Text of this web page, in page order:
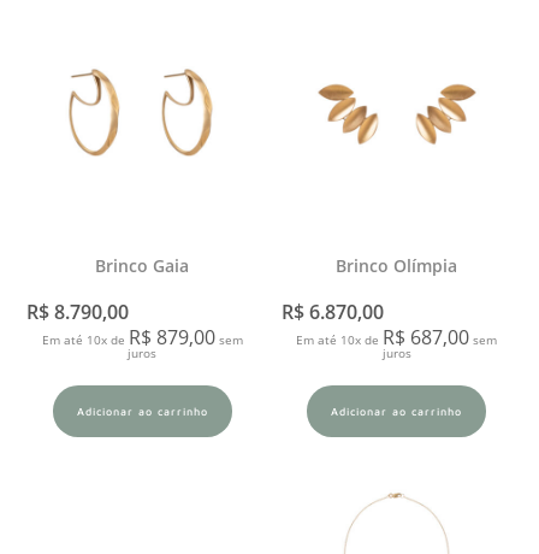
Brinco Gaia
R$8.790,00
Em até 10x de R$ 879,00sem
juros
Adicionar ao carrinho
Brinco Olímpia
R$6.870,00
Em até 10x de R$ 687,00 sem
juros
Adicionar ao carrinho